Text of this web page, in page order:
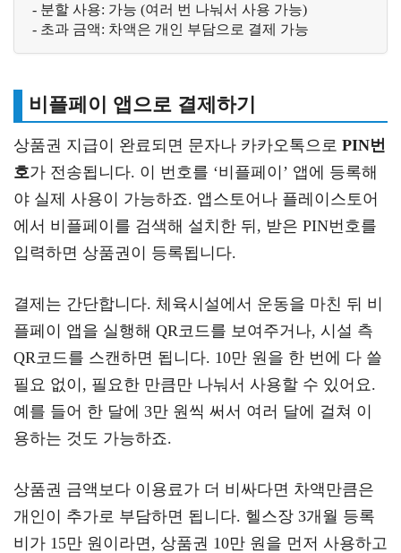
- 분할 사용: 가능 (여러 번 나눠서 사용 가능)
- 초과 금액: 차액은 개인 부담으로 결제 가능
비플페이 앱으로 결제하기
상품권 지급이 완료되면 문자나 카카오톡으로 PIN번
호가 전송됩니다. 이 번호를 ‘비플페이’ 앱에 등록해
야 실제 사용이 가능하죠. 앱스토어나 플레이스토어
에서 비플페이를 검색해 설치한 뒤, 받은 PIN번호를
입력하면 상품권이 등록됩니다.
결제는 간단합니다. 체육시설에서 운동을 마친 뒤 비
플페이 앱을 실행해 QR코드를 보여주거나, 시설 측
QR코드를 스캔하면 됩니다. 10만 원을 한 번에 다 쓸
필요 없이, 필요한 만큼만 나눠서 사용할 수 있어요.
예를 들어 한 달에 3만 원씩 써서 여러 달에 걸쳐 이
용하는 것도 가능하죠.
상품권 금액보다 이용료가 더 비싸다면 차액만큼은
개인이 추가로 부담하면 됩니다. 헬스장 3개월 등록
비가 15만 원이라면, 상품권 10만 원을 먼저 사용하고